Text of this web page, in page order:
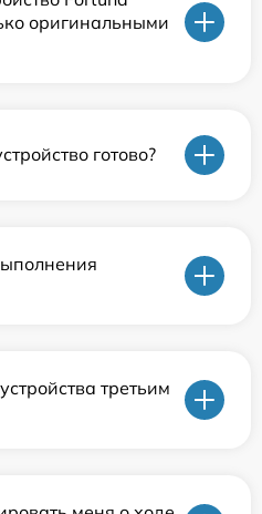
оригинальными
готово?
третьим